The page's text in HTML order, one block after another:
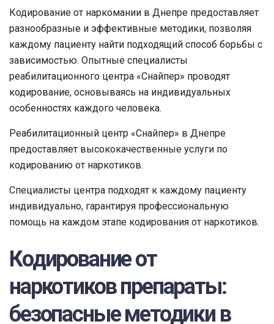
Кодирование от наркомании в Днепре предоставляет
разнообразные и эффективные методики, позволяя
каждому пациенту найти подходящий способ борьбы с
зависимостью. Опытные специалисты
реабилитационного центра «Снайпер» проводят
кодирование, основываясь на индивидуальных
особенностях каждого человека.
Реабилитационный центр «Снайпер» в Днепре
предоставляет высококачественные услуги по
кодированию от наркотиков.
Специалисты центра подходят к каждому пациенту
индивидуально, гарантируя профессиональную
помощь на каждом этапе кодирования от наркотиков.
Кодирование от
наркотиков препараты:
безопасные методики в